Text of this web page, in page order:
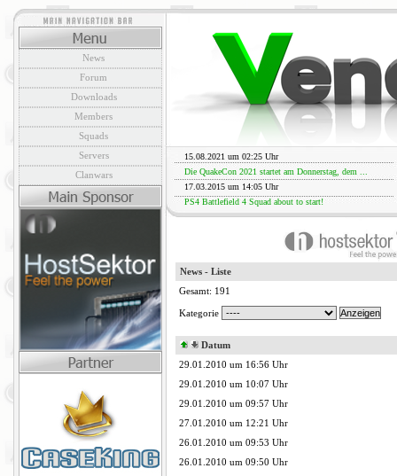
News
Forum
Downloads
Members
Squads
Servers
Clanwars
15.08.2021 um 02:25 Uhr
Die QuakeCon 2021 startet am Donnerstag, dem ...
17.03.2015 um 14:05 Uhr
PS4 Battlefield 4 Squad about to start!
News - Liste
Gesamt: 191
Kategorie
Datum
29.01.2010 um 16:56 Uhr
29.01.2010 um 10:07 Uhr
29.01.2010 um 09:57 Uhr
27.01.2010 um 12:21 Uhr
26.01.2010 um 09:53 Uhr
26.01.2010 um 09:50 Uhr